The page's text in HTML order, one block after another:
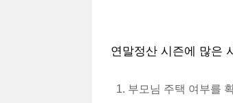
연말정산 시즌에 많은
부모님 주택 여부를